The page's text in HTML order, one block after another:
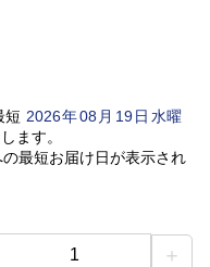
短 2026年08 月 19日水曜
ます。
最短お届け日が表示され
1 ＋